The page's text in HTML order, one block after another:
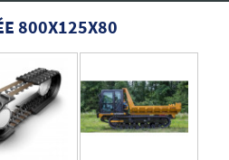
800X125X80